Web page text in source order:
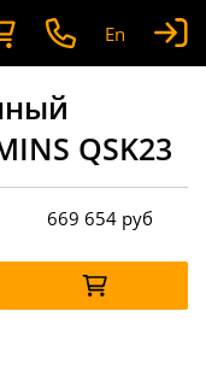
En
QSK23
669 654 руб